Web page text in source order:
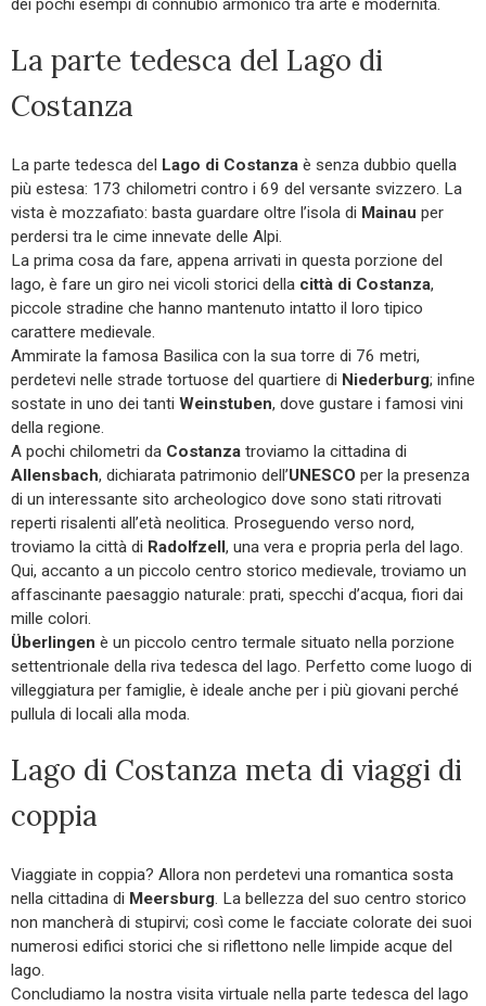
La parte tedesca del Lago di
Costanza
La parte tedesca del Lago di Costanza è senza dubbio quella
più estesa: 173 chilometri contro i 69 del versante svizzero. La
vista è mozzafiato: basta guardare oltre l’isola di Mainau per
perdersi tra le cime innevate delle Alpi.
La prima cosa da fare, appena arrivati in questa porzione del
lago, è fare un giro nei vicoli storici della città di Costanza,
piccole stradine che hanno mantenuto intatto il loro tipico
carattere medievale.
Ammirate la famosa Basilica con la sua torre di 76 metri,
perdetevi nelle strade tortuose del quartiere di Niederburg; infine
sostate in uno dei tanti Weinstuben, dove gustare i famosi vini
della regione.
A pochi chilometri da Costanza troviamo la cittadina di
Allensbach, dichiarata patrimonio dell’UNESCO per la presenza
di un interessante sito archeologico dove sono stati ritrovati
reperti risalenti all’età neolitica. Proseguendo verso nord,
troviamo la città di Radolfzell, una vera e propria perla del lago.
Qui, accanto a un piccolo centro storico medievale, troviamo un
affascinante paesaggio naturale: prati, specchi d’acqua, fiori dai
mille colori.
Überlingen è un piccolo centro termale situato nella porzione
settentrionale della riva tedesca del lago. Perfetto come luogo di
villeggiatura per famiglie, è ideale anche per i più giovani perché
pullula di locali alla moda.
Lago di Costanza meta di viaggi di
coppia
Viaggiate in coppia? Allora non perdetevi una romantica sosta
nella cittadina di Meersburg . La bellezza del suo centro storico
non mancherà di stupirvi; così come le facciate colorate dei suoi
numerosi edifici storici che si riflettono nelle limpide acque del
lago.
Concludiamo la nostra visita virtuale nella parte tedesca del lago